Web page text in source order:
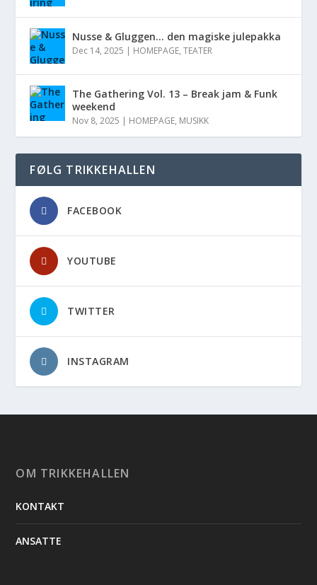
Nusse & Gluggen… den magiske julepakka
Dec 14, 2025 | HOMEPAGE,TEATER
The Gathering Vol. 13 – Break jam & Funk
weekend
Nov 8, 2025 | HOMEPAGE, MUSIKK
FØLG TRIKKEHALLEN
FACEBOOK
YOUTUBE
TWITTER
INSTAGRAM
OM TRIKKEHALLEN
KONTAKT
ANSATTE